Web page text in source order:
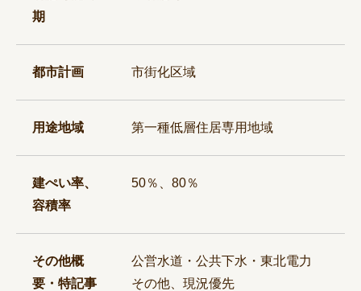
期
都市計画 市街化区域
用途地域 第一種低層住居専用地域
建ぺい率、
容積率
50％、80％
その他概
要・特記事
公営水道・公共下水・東北電力
その他、現況優先